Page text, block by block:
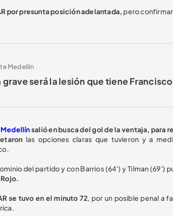
por presunta posición adelantada, pero
Medellín
grave será la lesión que tiene
Medellínsalió en busca del gol de la ventaja, para
las opciones claras que tuvieron y a
del partido y con Barrios (64’) y Tilman (69’)
se tuvo en el minuto 72 , por un posible penal a